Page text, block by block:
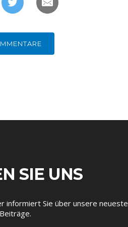
SIE UNS
informiert Sie über unsere
Beiträge.